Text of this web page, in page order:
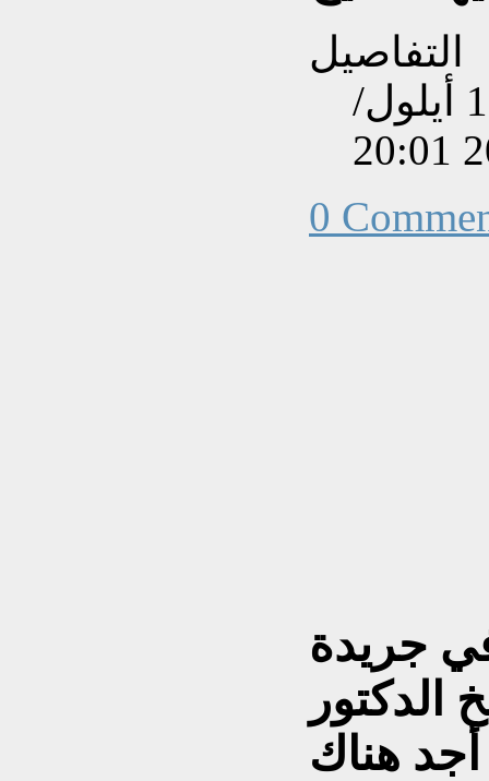
التفاصيل
تم إنشاءه بتاريخ السبت, 15 أيلول/
0
جريدة
هناك